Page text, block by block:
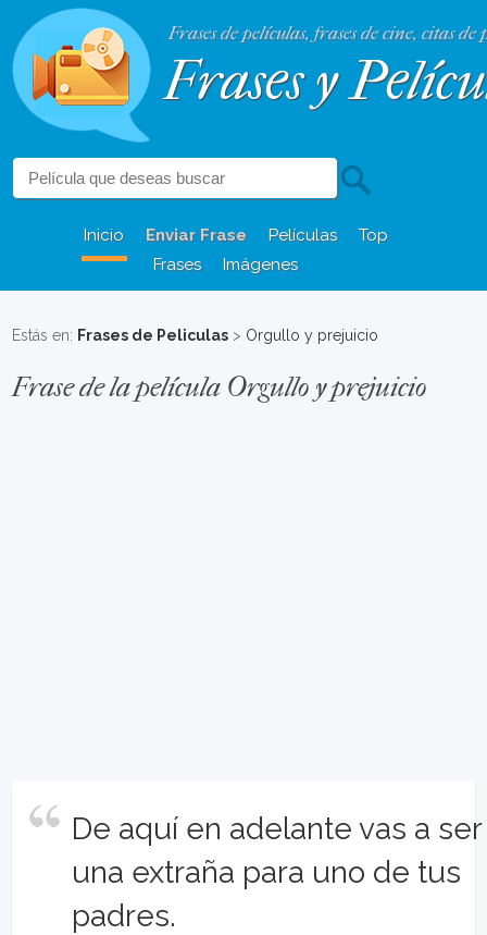
Frases de películas, frases de cine, citas de
Frases y
Inicio Enviar Frase Películas
Top
Frases
Imágenes
Estás en: Frases de Peliculas > Orgullo y prejuicio
Frase de la película Orgullo y prejuicio
De aquí en adelante vas a ser
una extraña para uno de tus
padres.